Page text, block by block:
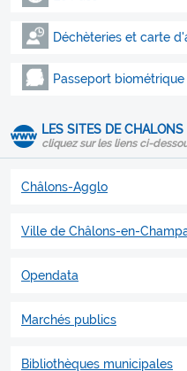
Déchèteries et carte
Passeport biométrique
LES SITES DE CHALONS
cliquez sur les liens ci-
Châlons-Agglo
Ville de Châlons-en-
Opendata
Marchés publics
Bibliothèques municipales